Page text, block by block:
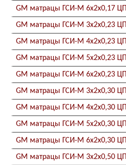
GM матрацы ГСИ-М 6x2x0,17 ЦП
GM матрацы ГСИ-М 3x2x0,23 ЦП
GM матрацы ГСИ-М 4x2x0,23 ЦП
GM матрацы ГСИ-М 5x2x0,23 ЦП
GM матрацы ГСИ-М 6x2x0,23 ЦП
GM матрацы ГСИ-М 3x2x0,30 ЦП
GM матрацы ГСИ-М 4x2x0,30 ЦП
GM матрацы ГСИ-М 5x2x0,30 ЦП
GM матрацы ГСИ-М 6x2x0,30 ЦП
GM матрацы ГСИ-М 3x2x0,50 ЦП